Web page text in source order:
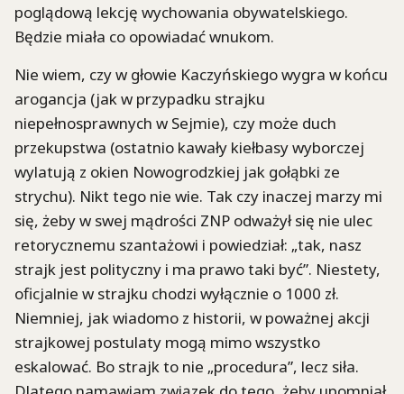
poglądową lekcję wychowania obywatelskiego.
Będzie miała co opowiadać wnukom.
Nie wiem, czy w głowie Kaczyńskiego wygra w końcu
arogancja (jak w przypadku strajku
niepełnosprawnych w Sejmie), czy może duch
przekupstwa (ostatnio kawały kiełbasy wyborczej
wylatują z okien Nowogrodzkiej jak gołąbki ze
strychu). Nikt tego nie wie. Tak czy inaczej marzy mi
się, żeby w swej mądrości ZNP odważył się nie ulec
retorycznemu szantażowi i powiedział: „tak, nasz
strajk jest polityczny i ma prawo taki być”. Niestety,
oficjalnie w strajku chodzi wyłącznie o 1000 zł.
Niemniej, jak wiadomo z historii, w poważnej akcji
strajkowej postulaty mogą mimo wszystko
eskalować. Bo strajk to nie „procedura”, lecz siła.